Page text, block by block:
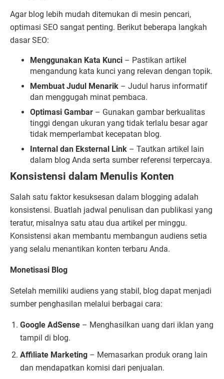
Agar blog lebih mudah ditemukan di mesin pencari,
optimasi SEO sangat penting. Berikut beberapa langkah
dasar SEO:
Menggunakan Kata Kunci – Pastikan artikel
mengandung kata kunci yang relevan dengan topik.
Membuat Judul Menarik – Judul harus informatif
dan menggugah minat pembaca.
Optimasi Gambar – Gunakan gambar berkualitas
tinggi dengan ukuran yang tidak terlalu besar agar
tidak memperlambat kecepatan blog.
Internal dan Eksternal Link – Tautkan artikel lain
dalam blog Anda serta sumber referensi terpercaya.
Konsistensi dalam Menulis Konten
Salah satu faktor kesuksesan dalam blogging adalah
konsistensi. Buatlah jadwal penulisan dan publikasi yang
teratur, misalnya satu atau dua artikel per minggu.
Konsistensi akan membantu membangun audiens setia
yang selalu menantikan konten terbaru Anda.
Monetisasi Blog
Setelah memiliki audiens yang stabil, blog dapat menjadi
sumber penghasilan melalui berbagai cara:
Google AdSense – Menghasilkan uang dari iklan yang
tampil di blog.
Affiliate Marketing – Memasarkan produk orang lain
dan mendapatkan komisi dari penjualan.